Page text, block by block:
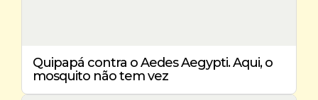
Quipapá contra o Aedes Aegypti. Aqui, o
mosquito não tem vez